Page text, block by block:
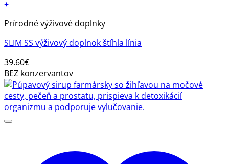
+
Prírodné výživové doplnky
SLIM SS výživový doplnok štíhla línia
39.60€
BEZ konzervantov